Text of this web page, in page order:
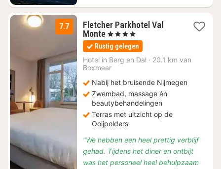
7.7
Fletcher Parkhotel Val
Monte2
nachten
vanaf
€
125
, 4 Sterren
Rustig gelegen
Hotel in Berg en Dal · 20.1 km van
Boxmeer
Nabij het bruisende Nijmegen
Zwembad, massage én
beautybehandelingen
Terras met uitzicht op de
Ooijpolders
"We hebben een heel prettig verblijf
gehad. Tijdens het diner en ontbijt
was het personeel heel behulpzaam